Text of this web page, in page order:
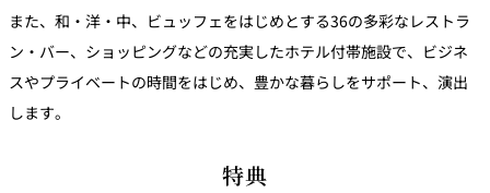
また、和・洋・中、ビュッフェをはじめとする36の多彩なレストラ
ン・バー、ショッピングなどの充実したホテル付帯施設で、ビジネ
スやプライベートの時間をはじめ、豊かな暮らしをサポート、演出
します。
特典